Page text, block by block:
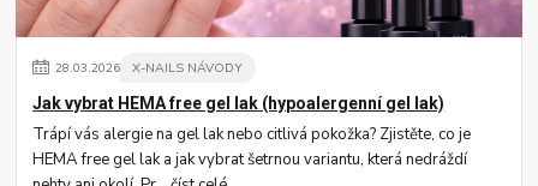
28.03.2026 X-NAILS NÁVODY
Jak vybrat HEMA free gel lak (hypoalergenní gel lak)
Trápí vás alergie na gel lak nebo citlivá pokožka? Zjistěte, co je
HEMA free gel lak a jak vybrat šetrnou variantu, která nedráždí